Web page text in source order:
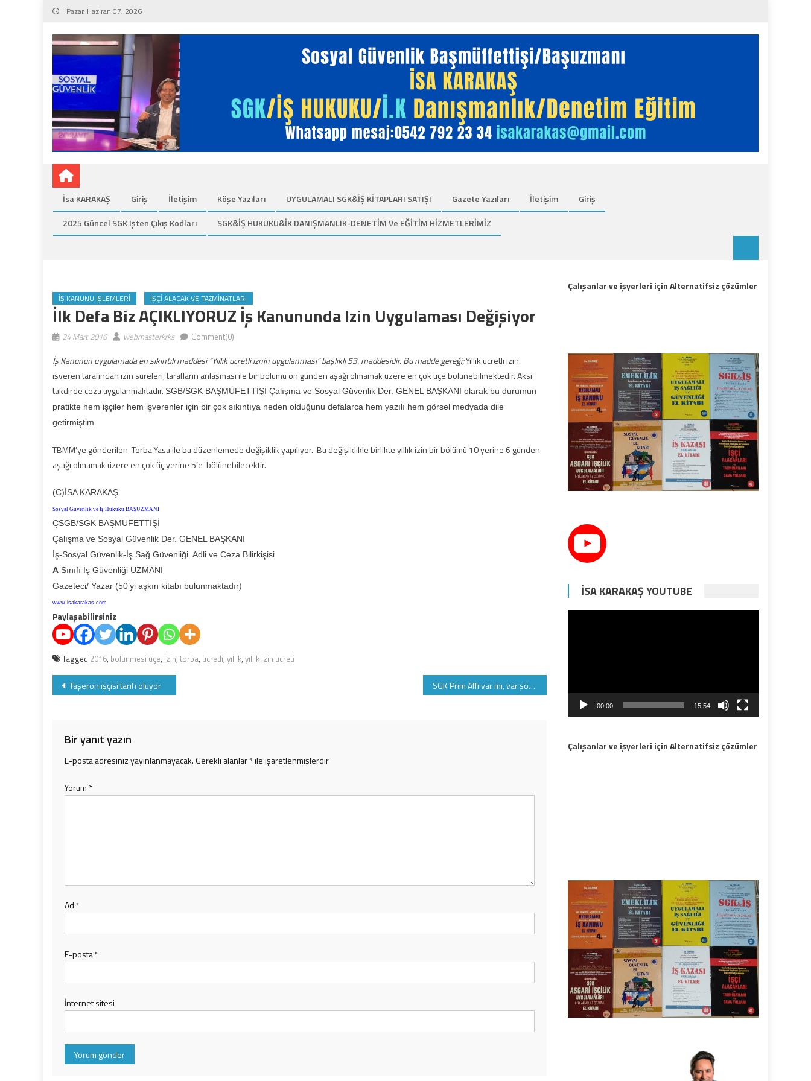
Skip
content
Pazar, Haziran 07, 2026
İsa KARAKAŞ Giriş İletişim Köşe Yazıları UYGULAMALI SGK&İŞ KİTAPLARI SATIŞI Gazete Yazıları İletişim
Giriş
2025 Güncel SGK Işten Çıkış Kodları
SGK&İŞ HUKUKU&İK DANIŞMANLIK-DENETİM Ve EĞİTİM HİZMETLERİMİZ
İŞ KANUNU İŞLEMLERI İŞÇI ALACAK VE TAZMINATLARI
İlk Defa Biz AÇIKLIYORUZ İş Kanununda Izin Uygulaması Değişiyor
24 Mart 2016 webmasterkrks Comment(0)
İş Kanunun uygulamada en sıkıntılı maddesi “Yıllık ücretli iznin uygulanması” başlıklı 53. maddesidir. Bu madde gereği;Yıllık ücretli izin
işveren tarafından izin süreleri, tarafların anlaşması ile bir bölümü on günden aşağı olmamak üzere en çok üçe bölünebilmektedir. Aksi
takdirde ceza uygulanmaktadır. SGB/SGK BAŞMÜFETTİŞİ Çalışma ve Sosyal Güvenlik Der. GENEL BAŞKANI olarak bu durumun
pratikte hem işçiler hem işverenler için bir çok sıkıntıya neden olduğunu defalarca hem yazılı hem görsel medyada dile
getirmiştim.
TBMM’ye gönderilen Torba Yasa ile bu düzenlemede değişiklik yapılıyor. Bu değişiklikle birlikte yıllık izin bir bölümü 10 yerine 6 günden
aşağı olmamak üzere en çok üç yerine 5’e bölünebilecektir.
(C)İSA KARAKAŞ
Sosyal Güvenlik ve İş Hukuku BAŞUZMANI
ÇSGB/SGK BAŞMÜFETTİŞİ
Çalışma ve Sosyal Güvenlik Der. GENEL BAŞKANI
İş-Sosyal Güvenlik-İş Sağ.Güvenliği. Adli ve Ceza Bilirkişisi
A Sınıfı İş Güvenliği UZMANI
Gazeteci/ Yazar (50’yi aşkın kitabı bulunmaktadır)
www.isakarakas.com
Paylaşabilirsiniz
Tagged 2016, bölünmesi üçe, izin, torba, ücretli, yıllık, yıllık izin ücreti
Yazı
Taşeron işçisi tarih oluyor SGK Prim Affı var mı, var şöyle ki:
Bir yanıt yazın
E-posta adresiniz yayınlanmayacak.Gerekli alanlar*ile işaretlenmişlerdir
Yorum *
Ad *
E-posta*
İnternet sitesi
Çalışanlar ve işyerleri için Alternatifsiz çözümler
İSA KARAKAŞ YOUTUBE
00:00 15:54
Çalışanlar ve işyerleri için Alternatifsiz çözümler